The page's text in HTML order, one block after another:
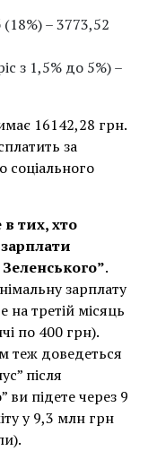
– 3773,52
з 1,5% до 5%) –
16142,28 грн.
за
соціального
в тих, хто
.
зарплату
на третій місяць
по 400 грн).
теж доведеться
після
ви підете через 9
у 9,3 млн грн